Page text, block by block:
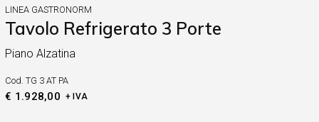
LINEA GASTRONORM
Tavolo Refrigerato 3 Porte
Piano Alzatina
Cod. TG 3 AT PA
€ 1.928,00 + IVA